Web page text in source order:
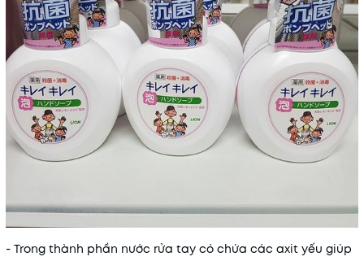
- Trong thành phần nước rửa tay có chứa các axit yếu giúp